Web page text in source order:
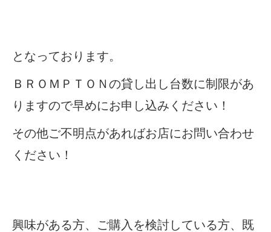
となっております。
ＢＲＯＭＰＴＯＮの貸し出し台数に制限があ
りますので早めにお申し込みください！
その他ご不明点があればお店にお問い合わせ
ください！
興味がある方、ご購入を検討している方、既